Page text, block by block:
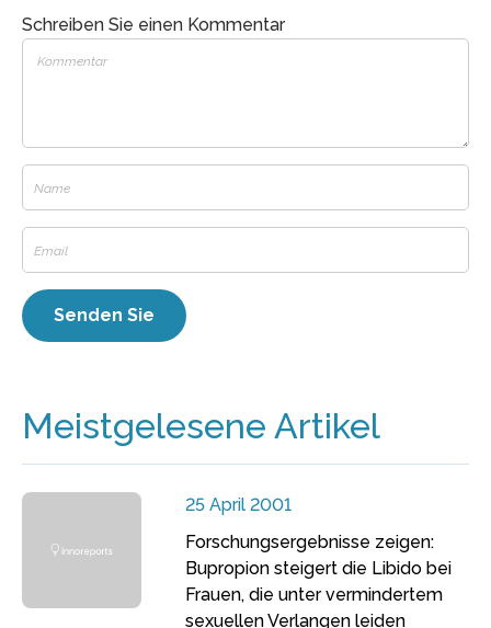
Schreiben Sie einen Kommentar
Meistgelesene Artikel
25 April 2001
Forschungsergebnisse zeigen:
Bupropion steigert die Libido bei
Frauen, die unter vermindertem
sexuellen Verlangen leiden